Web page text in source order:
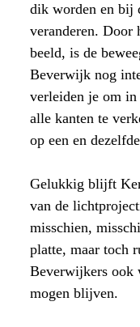
dik worden en bij
veranderen. Door
beeld, is de
Beverwijk nog
verleiden je om
alle kanten te
op een en
Gelukkig blijft
van de
misschien,
platte, maar toch
Beverwijkers ook
mogen blijven.